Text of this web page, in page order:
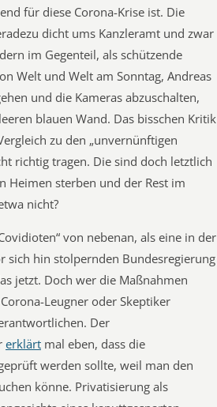
für diese Corona-Krise ist. Die
dicht ums Kanzleramt und zwar
im Gegenteil, als schützende
Welt und Welt am Sonntag, Andreas
und die Kameras abzuschalten,
blauen Wand. Das bisschen Kritik
zu den „unvernünftigen
richtig tragen. Die sind doch letztlich
Heimen sterben und der Rest im
nicht?
von nebenan, als eine in der
sich hin stolpernden Bundesregierung
jetzt. Doch wer die Maßnahmen
Leugner oder Skeptiker
Der
erklärt mal eben, dass die
werden sollte, weil man den
könne. Privatisierung als